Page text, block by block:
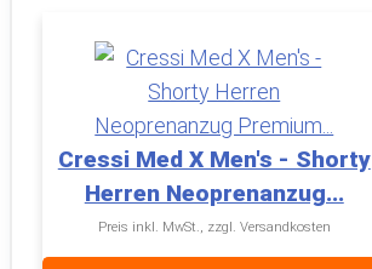
Cressi Med X Men's - Shorty
Herren Neoprenanzug...
Preis inkl. MwSt., zzgl. Versandkosten